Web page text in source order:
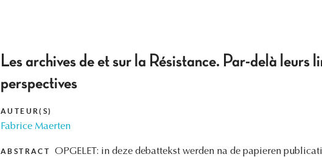
Les archives de et sur la Résistance. Par-delà leurs
perspectives
AUTEUR(S)
Fabrice Maerten
ABSTRACT
OPGELET: in deze debattekst werden na de papieren